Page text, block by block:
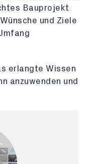
Bauprojekt
und Ziele
erlangte Wissen
anzuwenden und